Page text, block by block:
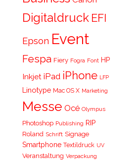
Digitaldruck EFI
Epson Event
Fespa Fiery Fogra Font HP
Inkjet iPad iPhone LFP
Linotype Mac OS X Marketing
Messe Océ Olympus
Photoshop Publishing RIP
Roland Schrift Signage
Smartphone Textildruck UV
Veranstaltung Verpackung